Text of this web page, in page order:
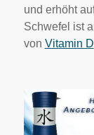
und erhöht
Schwefel ist
von Vitamin D